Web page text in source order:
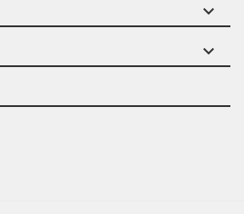
keyboard_arrow_down
keyboard_arrow_down